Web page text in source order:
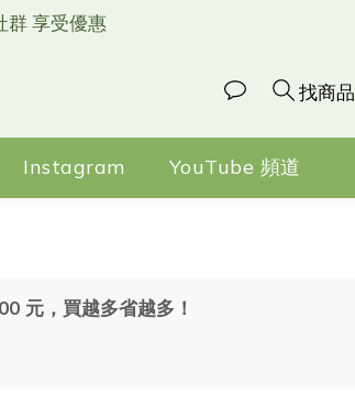
群 享受優惠
找商品
Instagram YouTube 頻道
元，買越多省越多！